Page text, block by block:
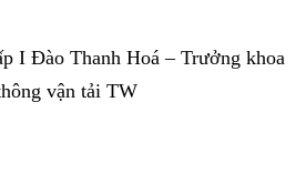
I Đào Thanh Hoá – Trưởng khoa
vận tải TW